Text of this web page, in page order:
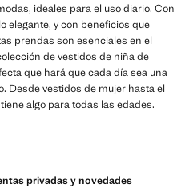
ideales para el uso diario. Con
elegante, y con beneficios que
prendas son esenciales en el
de vestidos de niña de
que hará que cada día sea una
Desde vestidos de mujer hasta el
algo para todas las edades.
privadas y novedades